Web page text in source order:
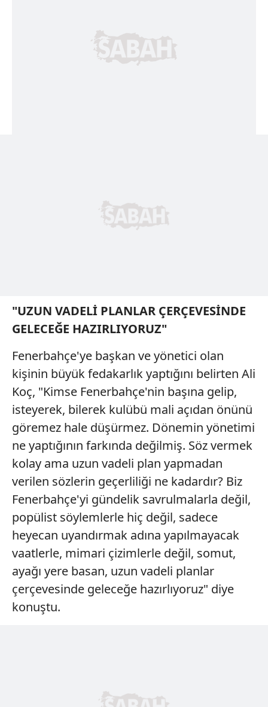
"UZUN VADELİ PLANLAR ÇERÇEVESİNDE
GELECEĞE HAZIRLIYORUZ"
Fenerbahçe'ye başkan ve yönetici olan
kişinin büyük fedakarlık yaptığını belirten Ali
Koç, "Kimse Fenerbahçe'nin başına gelip,
isteyerek, bilerek kulübü mali açıdan önünü
göremez hale düşürmez. Dönemin yönetimi
ne yaptığının farkında değilmiş. Söz vermek
kolay ama uzun vadeli plan yapmadan
verilen sözlerin geçerliliği ne kadardır? Biz
Fenerbahçe'yi gündelik savrulmalarla değil,
popülist söylemlerle hiç değil, sadece
heyecan uyandırmak adına yapılmayacak
vaatlerle, mimari çizimlerle değil, somut,
ayağı yere basan, uzun vadeli planlar
çerçevesinde geleceğe hazırlıyoruz" diye
konuştu.